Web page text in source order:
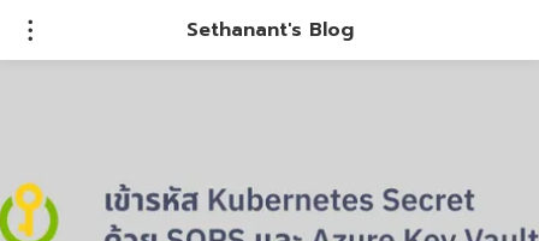
Sethanant's Blog